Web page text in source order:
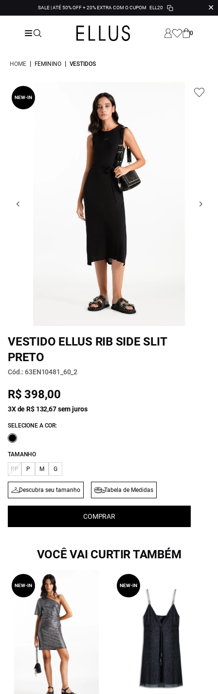
SALE | ATÉ 50% OFF + 20% EXTRA COM O CUPOM ELL20 ✕
0
HOME | FEMININO | VESTIDOS
NEW-IN
VESTIDO ELLUS RIB SIDE SLIT
PRETO
Cód.: 63EN10481_60_2
R$ 398,00
3X de R$ 132,67 sem juros
SELECIONE A COR:
TAMANHO
PP P M G
Descubra seu tamanho Tabela de Medidas
COMPRAR
VOCÊ VAI CURTIR TAMBÉM
NEW-IN NEW-IN